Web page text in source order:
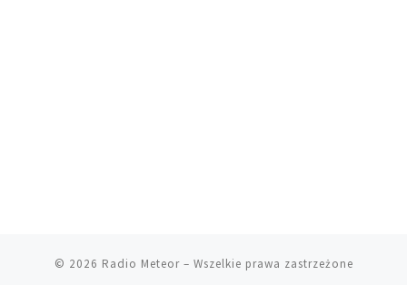
© 2026 Radio Meteor– Wszelkie prawa zastrzeżone